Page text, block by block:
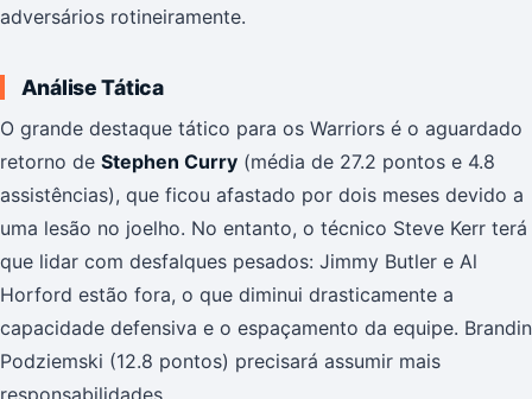
adversários rotineiramente.
Análise Tática
O grande destaque tático para os Warriors é o aguardado
retorno de Stephen Curry (média de 27.2 pontos e 4.8
assistências), que ficou afastado por dois meses devido a
uma lesão no joelho. No entanto, o técnico Steve Kerr terá
que lidar com desfalques pesados: Jimmy Butler e Al
Horford estão fora, o que diminui drasticamente a
capacidade defensiva e o espaçamento da equipe. Brandin
Podziemski (12.8 pontos) precisará assumir mais